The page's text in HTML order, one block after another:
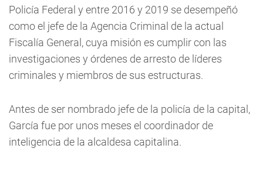
Policía Federal y entre 2016 y 2019 se desempeñó
como el jefe de la Agencia Criminal de la actual
Fiscalía General, cuya misión es cumplir con las
investigaciones y órdenes de arresto de líderes
criminales y miembros de sus estructuras.
Antes de ser nombrado jefe de la policía de la capital,
García fue por unos meses el coordinador de
inteligencia de la alcaldesa capitalina.